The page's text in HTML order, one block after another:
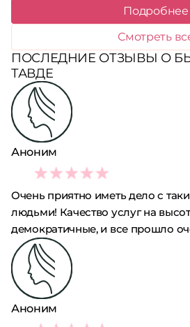
Подробнее
Смотреть
ПОСЛЕДНИЕ ОТЗЫВЫ О
ТАВДЕ
Аноним
5
Очень приятно иметь дело с
людьми! Качество услуг на
демократичные, и все прошло
Аноним